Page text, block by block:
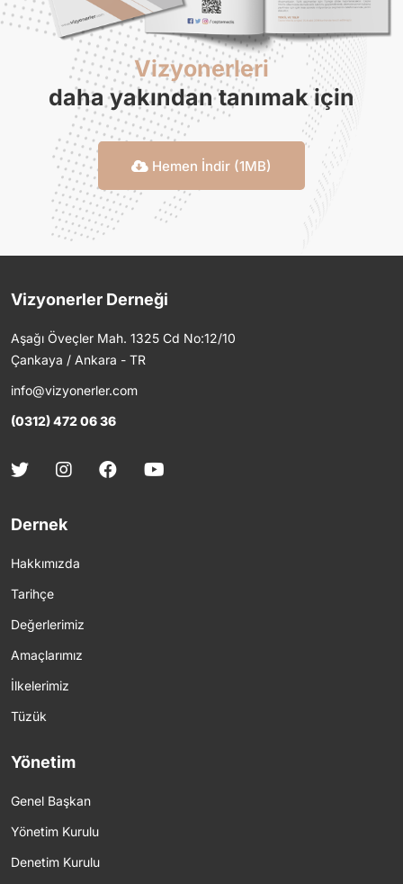
Vizyonerleri
daha yakından tanımak için
Hemen İndir (1MB)
Vizyonerler Derneği
Aşağı Öveçler Mah. 1325 Cd No:12/10
Çankaya / Ankara - TR
info@vizyonerler.com
(0312) 472 06 36
Dernek
Hakkımızda
Tarihçe
Değerlerimiz
Amaçlarımız
İlkelerimiz
Tüzük
Yönetim
Genel Başkan
Yönetim Kurulu
Denetim Kurulu